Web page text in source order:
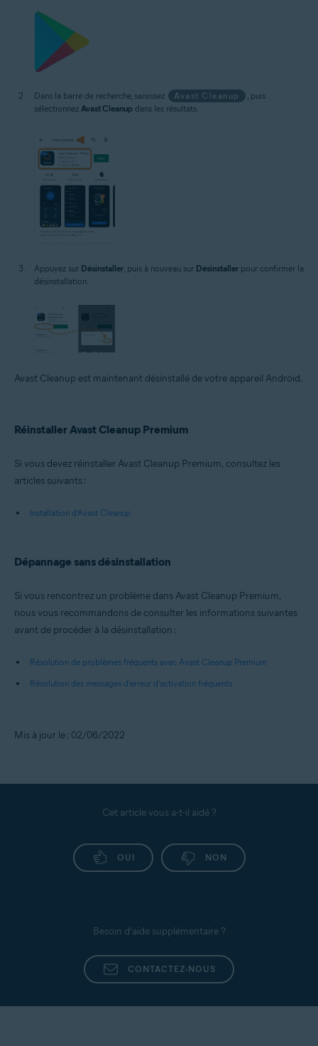
Dans la barre de recherche, saisissez Avast Cleanup
, puis
sélectionnez Avast Cleanup dans les résultats.
Appuyez sur Désinstaller , puis à nouveau sur Désinstaller pour confirmer la
désinstallation.
Avast Cleanup est maintenant désinstallé de votre appareil Android.
Réinstaller Avast Cleanup Premium
Si vous devez réinstaller Avast Cleanup Premium, consultez les
articles suivants :
Installation d’Avast Cleanup
Dépannage sans désinstallation
Si vous rencontrez un problème dans Avast Cleanup Premium,
nous vous recommandons de consulter les informations suivantes
avant de procéder à la désinstallation :
Résolution de problèmes fréquents avec Avast Cleanup Premium
Résolution des messages d’erreur d’activation fréquents
Mis à jour le : 02/06/2022
Cet article vous a-t-il aidé ?
OUI NON
Besoin d’aide supplémentaire ?
CONTACTEZ-NOUS